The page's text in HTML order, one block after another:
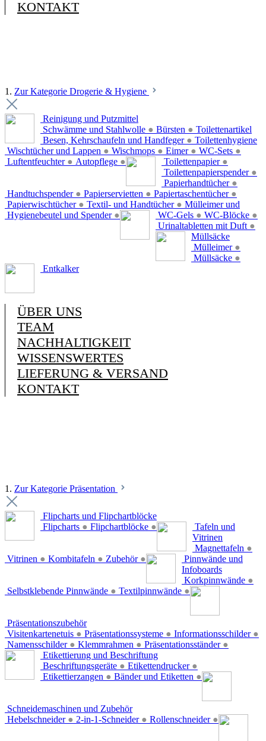
KONTAKT
1. Zur Kategorie Drogerie & Hygiene
Reinigung und Putzmittel
Schwämme und Stahlwolle ● Bürsten ●
Besen, Kehrschaufeln und Handfeger ●
Wischtücher und Lappen ● Wischmops ● Eimer ● WC-Sets ●
Luftentfeuchter ● Autopflege ●
Toilettenartikel
Toilettenpapier ●
Toilettenpapierspender ●
Papierhandtücher ●
Handtuchspender ● Papierservietten ● Papiertaschentücher ●
Papierwischtücher ● Textil- und Handtücher ●
Hygienebeutel und Spender ●
Toilettenhygiene
WC-Gels ● WC-Blöcke ●
Urinaltabletten mit Duft ●
Mülleimer und
Müllsäcke
Mülleimer ●
Müllsäcke ●
Entkalker
ÜBER UNS
TEAM
NACHHALTIGKEIT
WISSENSWERTES
LIEFERUNG & VERSAND
KONTAKT
1. Zur Kategorie Präsentation
Flipcharts und Flipchartblöcke
Flipcharts ● Flipchartblöcke ●
Tafeln und
Vitrinen
Magnettafeln ●
Vitrinen ● Kombitafeln ● Zubehör ●
Pinnwände und
Infoboards
Korkpinnwände ●
Selbstklebende Pinnwände ● Textilpinnwände ●
Präsentationszubehör
Visitenkartenetuis ● Präsentationssysteme ● Informationsschilder ●
Namensschilder ● Klemmrahmen ● Präsentationsständer ●
Etikettierung und Beschriftung
Beschriftungsgeräte ● Etikettendrucker ●
Etikettierzangen ● Bänder und Etiketten ●
Schneidemaschinen und Zubehör
Hebelschneider ● 2-in-1-Schneider ● Rollenschneider ●